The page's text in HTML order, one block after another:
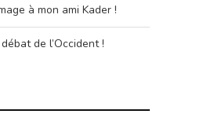
à mon ami Kader !
de l’Occident !